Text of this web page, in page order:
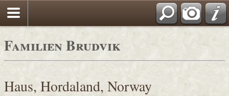
Familien Brudvik
Haus, Hordaland, Norway